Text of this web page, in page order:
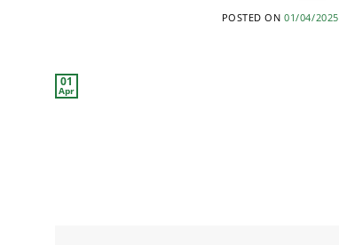
POSTED ON01/04/2025
01
Apr